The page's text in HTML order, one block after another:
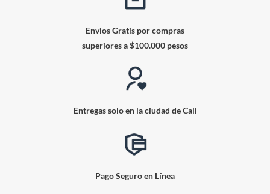
Envios Gratis por compras
superiores a $100.000 pesos
Entregas solo en la ciudad de Cali
Pago Seguro en Línea